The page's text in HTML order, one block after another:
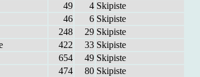
49 4 Ski­pis­te
46 6 Ski­pis­te
248 29 Ski­pis­te
422 33 Ski­pis­te
654 49 Ski­pis­te
474 80 Ski­pis­te